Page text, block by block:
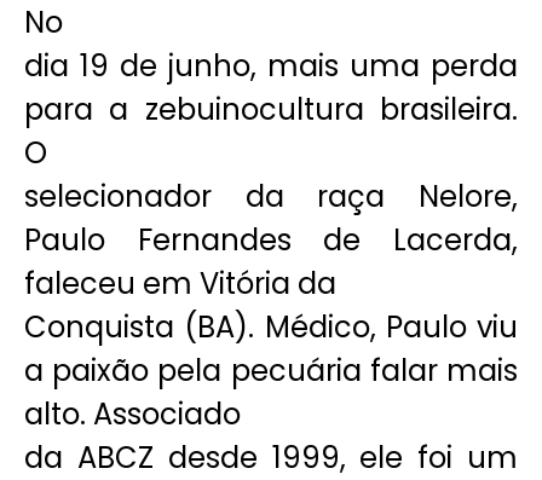
No
dia 19 de junho, mais uma perda
para a zebuinocultura brasileira.
O
selecionador da raça Nelore,
Paulo Fernandes de Lacerda,
faleceu em Vitória da
Conquista (BA). Médico, Paulo viu
a paixão pela pecuária falar mais
alto. Associado
da ABCZ desde 1999, ele foi um